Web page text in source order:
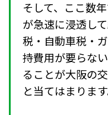
そして、ここ数
が急速に浸透し
税・自動車税・
持費用が要らな
ることが大阪の
と当てはまります